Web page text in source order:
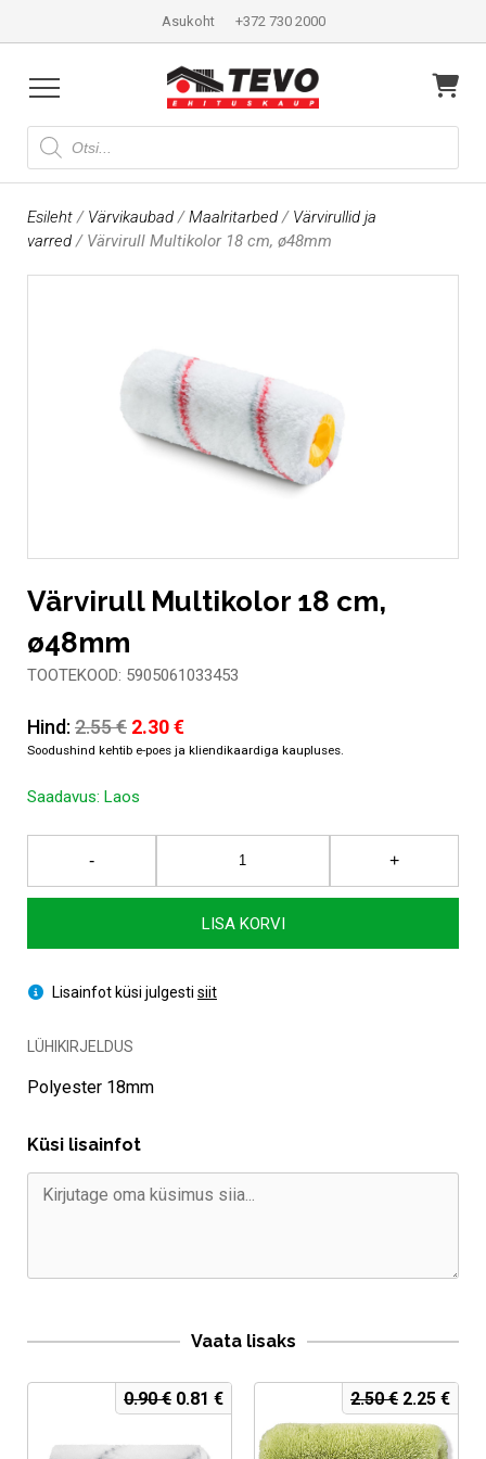
Asukoht +372 730 2000
Products
search
Esileht/ Värvikaubad/Maalritarbed/ Värvirullid ja
varred/ Värvirull Multikolor 18 cm, ø48mm
Värvirull Multikolor 18 cm,
ø48mm
TOOTEKOOD: 5905061033453
Hind: 2.55€ Algne
hind
2.55 €.
2.30€Current
price
Saadavus: Laos
-
18
ø48mm
kogus
+
LISA KORVI
Lisainfot küsi julgesti siit
LÜHIKIRJELDUS
Polyester 18mm
Küsi lisainfot
Vaata lisaks
0.90€ Algne
hind
0.90 €.
0.81 €Current
price
0.81 €.
2.50€ Algne
hind
oli:
2.50 €.
2.25 €